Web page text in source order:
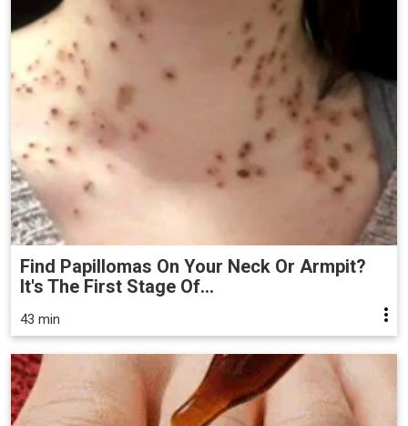
Find Papillomas On Your Neck Or Armpit?
It's The First Stage Of...
43 min